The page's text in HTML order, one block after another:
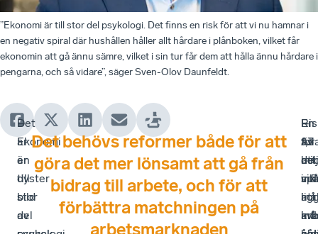
”Ekonomi är till stor del psykologi. Det finns en risk för att vi nu hamnar i
en negativ spiral där hushållen håller allt hårdare i plånboken, vilket får
ekonomin att gå ännu sämre, vilket i sin tur får dem att hålla ännu hårdare i
pengarna, och så vidare”, säger Sven-Olov Daunfeldt.
Det
är
en
dyster
bild
av
–
Ekonomi
är
till
stor
del
Det behövs reformer både för att
göra det mer lönsamt att gå från
bidrag till arbete, och för att
förbättra matchningen på
arbetsmarknaden
En
av
de
–
1,3
i
för
att
–
att